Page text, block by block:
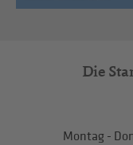
Die
Montag -